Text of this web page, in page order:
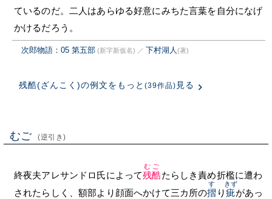
ているのだ。二人はあらゆる好意にみちた言葉を自分になげ
かけるだろう。
次郎物語：05 第五部 (新字新仮名) ／ 下村湖人(著)
残酷(ざんこく)の例文をもっと (39作品) 見る
むご (逆引き)
終夜夫アレサンドロ氏によって残酷
むご
たらしき責め折檻に遭わ
されたらしく、額部より顔面へかけて三カ所の摺
す
り疵
きず
があっ